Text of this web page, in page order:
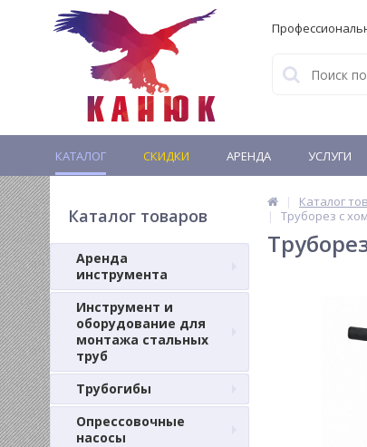
КАТАЛОГ СКИДКИ АРЕНДА УСЛУГИ
Каталог товаров
Аренда
инструмента
Инструмент и
оборудование для
монтажа стальных
труб
Трубогибы
Опрессовочные
насосы
Каталог
Труборез с